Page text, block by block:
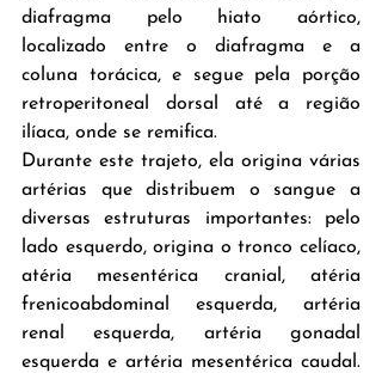
diafragma pelo hiato aórtico,
localizado entre o diafragma e a
coluna torácica, e segue pela porção
retroperitoneal dorsal até a região
ilíaca, onde se remifica.
Durante este trajeto, ela origina várias
artérias que distribuem o sangue a
diversas estruturas importantes: pelo
lado esquerdo, origina o tronco celíaco,
atéria mesentérica cranial, atéria
frenicoabdominal esquerda, artéria
renal esquerda, artéria gonadal
esquerda e artéria mesentérica caudal.